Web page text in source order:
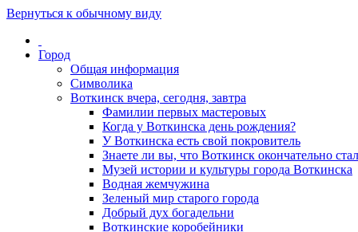
Вернуться к обычному виду
Город
Общая информация
Символика
Воткинск вчера, сегодня, завтра
Фамилии первых мастеровых
Когда у Воткинска день рождения?
У Воткинска есть свой покровитель
Знаете ли вы, что Воткинск окончательно
Музей истории и культуры города Воткинска
Водная жемчужина
Зеленый мир старого города
Добрый дух богадельни
Воткинские коробейники